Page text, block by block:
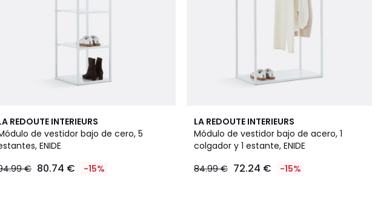
REDOUTE INTERIEURS
de vestidor bajo de cero, 5
ENIDE
€ 80.74 € -15%
LA REDOUTE INTERIEURS
Módulo de vestidor bajo de acero, 1
colgador y 1 estante, ENIDE
84.99 € 72.24 € -15%